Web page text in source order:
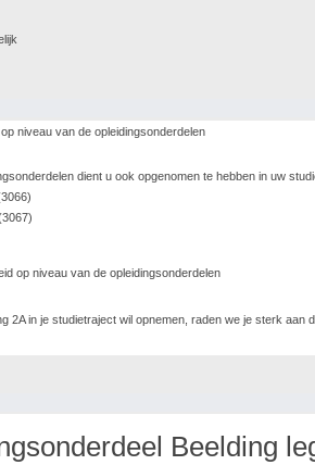
niveau van de opleidingsonderdelen
dient u ook opgenomen te hebben in uw
op niveau van de opleidingsonderdelen
2A in je studietraject wil opnemen, raden we je sterk
Beelding